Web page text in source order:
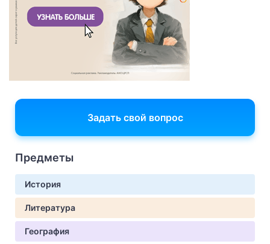
Задать свой вопрос
Предметы
История
Литература
География